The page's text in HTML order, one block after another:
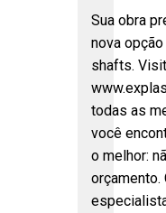
Sua obra
nova
shafts.
todas as
você
o melhor: